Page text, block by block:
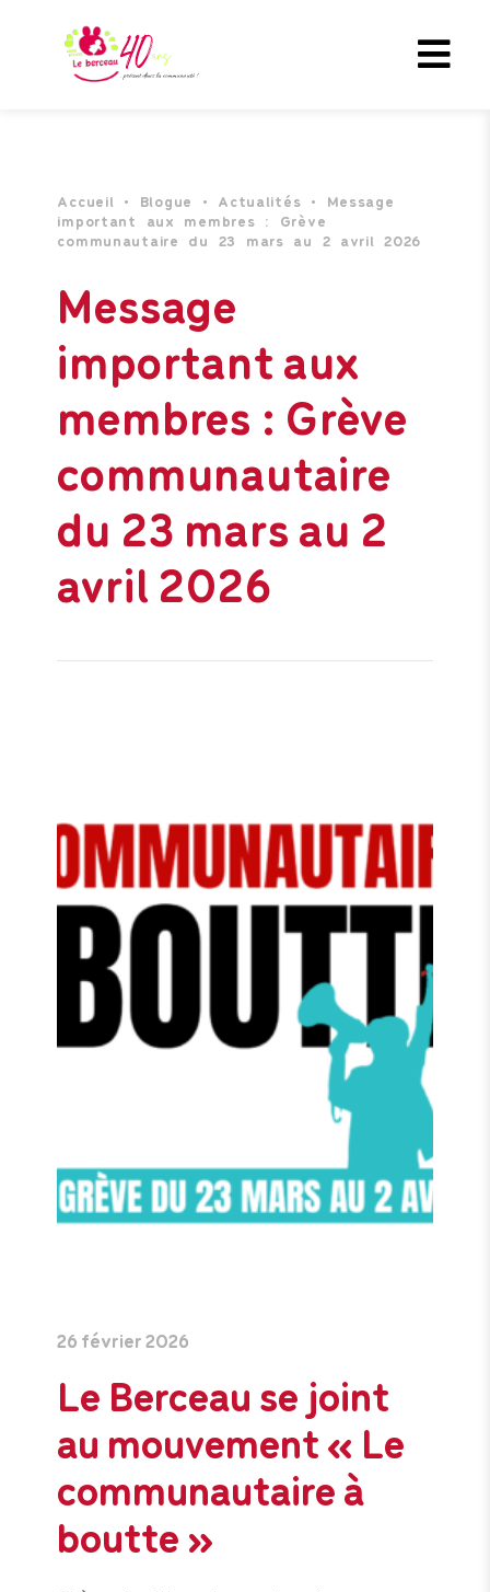
Accueil • Blogue • Actualités • Message
important aux membres : Grève
communautaire du 23 mars au 2 avril 2026
Message
important aux
membres : Grève
communautaire
du 23 mars au 2
avril 2026
26 février 2026
Le Berceau se joint
au mouvement « Le
communautaire à
boutte »